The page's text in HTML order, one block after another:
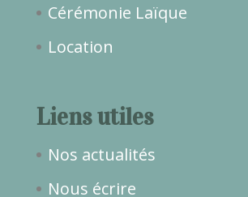
Cérémonie Laïque
Location
Liens utiles
Nos actualités
Nous écrire